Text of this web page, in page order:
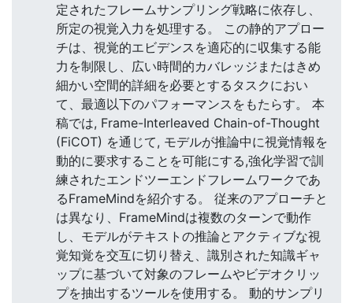
定されたフレームサンプリング戦略に依存し、
所定の視覚入力を処理する。 この静的アプロー
チは、視覚的エビデンスを適応的に収集する能
力を制限し、広い時間的カバレッジまたはきめ
細かい空間的詳細を必要とするタスクにおい
て、最適以下のパフォーマンスをもたらす。 本
稿では, Frame-Interleaved Chain-of-Thought
(FiCOT) を通じて, モデルが推論中に視覚情報を
動的に要求することを可能にする,強化学習で訓
練されたエンドツーエンドフレームワークであ
るFrameMindを紹介する。 従来のアプローチと
は異なり、FrameMindは複数のターンで動作
し、モデルがテキストの推論とアクティブな視
覚知覚を交互に切り替え、識別された知識ギャ
ップに基づいて対象のフレームやビデオクリッ
プを抽出するツールを使用する。 動的サンプリ